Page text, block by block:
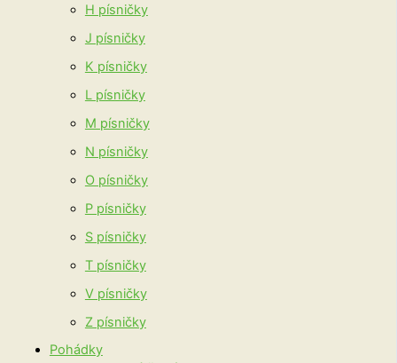
H písničky
J písničky
K písničky
L písničky
M písničky
N písničky
O písničky
P písničky
S písničky
T písničky
V písničky
Z písničky
Pohádky